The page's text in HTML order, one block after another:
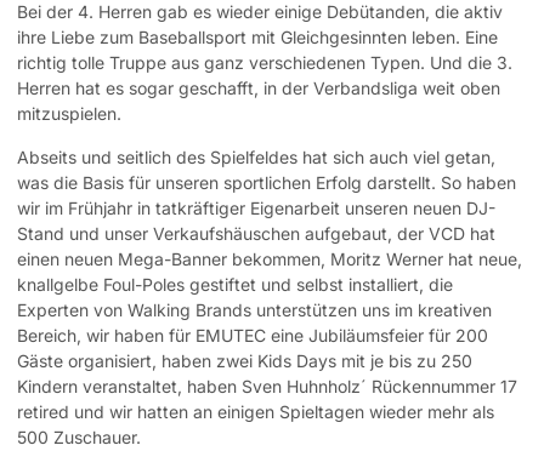
Bei der 4. Herren gab es wieder einige Debütanden, die aktiv
ihre Liebe zum Baseballsport mit Gleichgesinnten leben. Eine
richtig tolle Truppe aus ganz verschiedenen Typen. Und die 3.
Herren hat es sogar geschafft, in der Verbandsliga weit oben
mitzuspielen.
Abseits und seitlich des Spielfeldes hat sich auch viel getan,
was die Basis für unseren sportlichen Erfolg darstellt. So haben
wir im Frühjahr in tatkräftiger Eigenarbeit unseren neuen DJ-
Stand und unser Verkaufshäuschen aufgebaut, der VCD hat
einen neuen Mega-Banner bekommen, Moritz Werner hat neue,
knallgelbe Foul-Poles gestiftet und selbst installiert, die
Experten von Walking Brands unterstützen uns im kreativen
Bereich, wir haben für EMUTEC eine Jubiläumsfeier für 200
Gäste organisiert, haben zwei Kids Days mit je bis zu 250
Kindern veranstaltet, haben Sven Huhnholz´ Rückennummer 17
retired und wir hatten an einigen Spieltagen wieder mehr als
500 Zuschauer.